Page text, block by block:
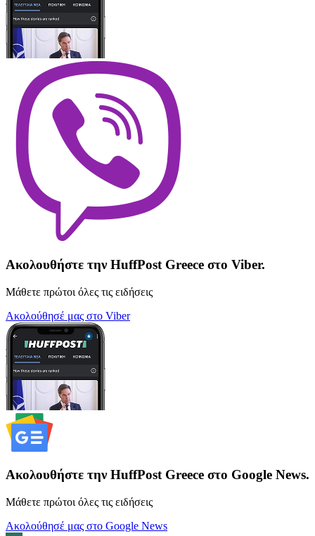
Ακολουθήστε την HuffPost Greece στο Viber.
Μάθετε πρώτοι όλες τις ειδήσεις
Ακολούθησέ μας στο Viber
Ακολουθήστε την HuffPost Greece στο Google News.
Μάθετε πρώτοι όλες τις ειδήσεις
Ακολούθησέ μας στο Google News